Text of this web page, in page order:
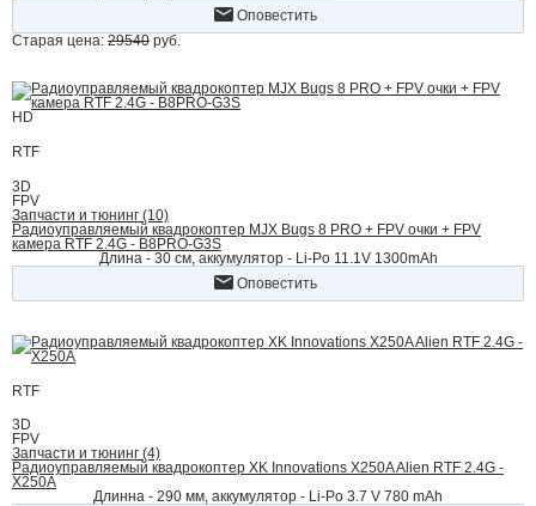
Оповестить
Старая цена: 29540 руб.
HD
RTF
3D
FPV
Запчасти и тюнинг (10)
Радиоуправляемый квадрокоптер MJX Bugs 8 PRO + FPV очки + FPV
камера RTF 2.4G - B8PRO-G3S
Длина - 30 см, аккумулятор - Li-Po 11.1V 1300mAh
Оповестить
RTF
3D
FPV
Запчасти и тюнинг (4)
Радиоуправляемый квадрокоптер XK Innovations X250A Alien RTF 2.4G -
X250A
Длинна - 290 мм, аккумулятор - Li-Po 3.7 V 780 mAh